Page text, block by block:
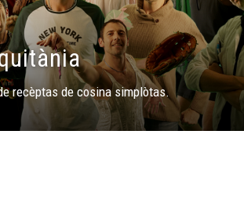
recèptas de cosina simplòtas.